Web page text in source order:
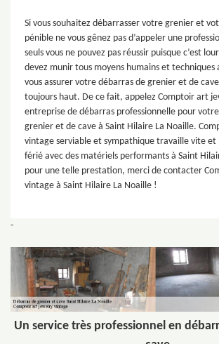
Si vous souhaitez débarrasser votre grenier et
pénible ne vous gênez pas d’appeler une
seuls vous ne pouvez pas réussir puisque c’est
devez munir tous moyens humains et techniques
vous assurer votre débarras de grenier et de cave
toujours haut. De ce fait, appelez Comptoir art
entreprise de débarras professionnelle pour
grenier et de cave à Saint Hilaire La Noaille.
vintage serviable et sympathique travaille vite et
férié avec des matériels performants à Saint
pour une telle prestation, merci de contacter
vintage à Saint Hilaire La Noaille !
-
Un service très professionnel en